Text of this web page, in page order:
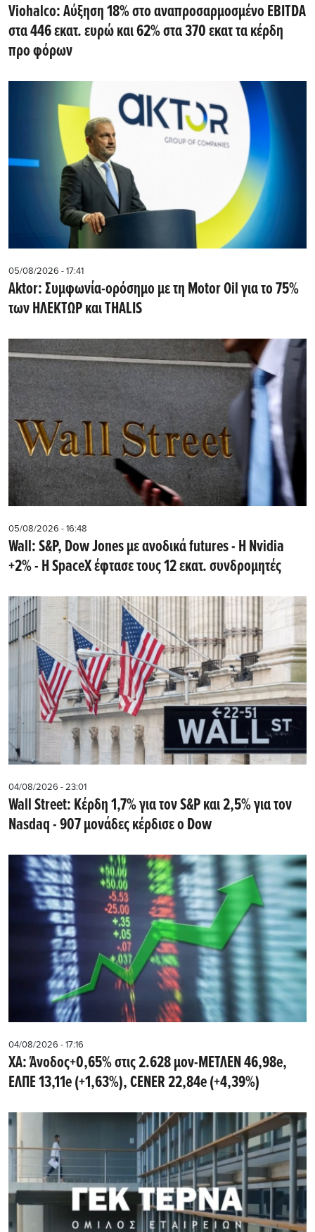
Viohalco: Αύξηση 18% στο αναπροσαρμοσμένο EBITDA
στα 446 εκατ. ευρώ και 62% στα 370 εκατ τα κέρδη
προ φόρων
05/08/2026 - 17:41
Aktor: Συμφωνία-ορόσημο με τη Motor Oil για το 75%
των ΗΛΕΚΤΩΡ και THALIS
05/08/2026 - 16:48
Wall: S&P, Dow Jones με ανοδικά futures - Η Nvidia
+2% - Η SpaceX έφτασε τους 12 εκατ. συνδρομητές
04/08/2026 - 23:01
Wall Street: Κέρδη 1,7% για τον S&P και 2,5% για τον
Nasdaq - 907 μονάδες κέρδισε ο Dow
04/08/2026 - 17:16
ΧΑ: Άνοδος+0,65% στις 2.628 μον-ΜΕΤΛΕΝ 46,98e,
ΕΛΠΕ 13,11e (+1,63%), CENER 22,84e (+4,39%)